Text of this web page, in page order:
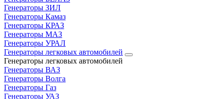
Генераторы ЗИЛ
Генераторы Камаз
Генераторы КРАЗ
Генераторы МАЗ
Генераторы УРАЛ
Генераторы легковых автомобилей
Генераторы легковых автомобилей
Генераторы ВАЗ
Генераторы Волга
Генераторы Газ
Генераторы УАЗ